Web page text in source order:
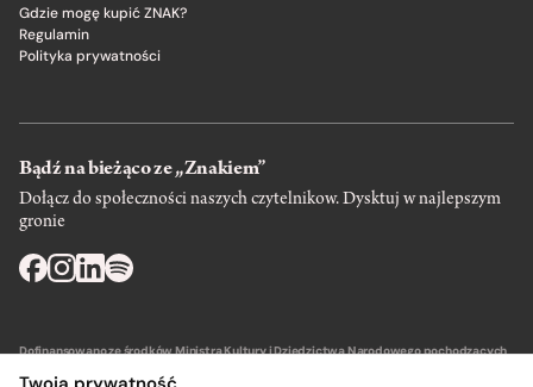
Gdzie mogę kupić ZNAK?
Regulamin
Polityka prywatności
Bądź na bieżąco ze „Znakiem”
Dołącz do społeczności naszych czytelnikow. Dysktuj w najlepszym
gronie
Dofinansowano ze środków Ministra Kultury i Dziedzictwa Narodowego pochodzących